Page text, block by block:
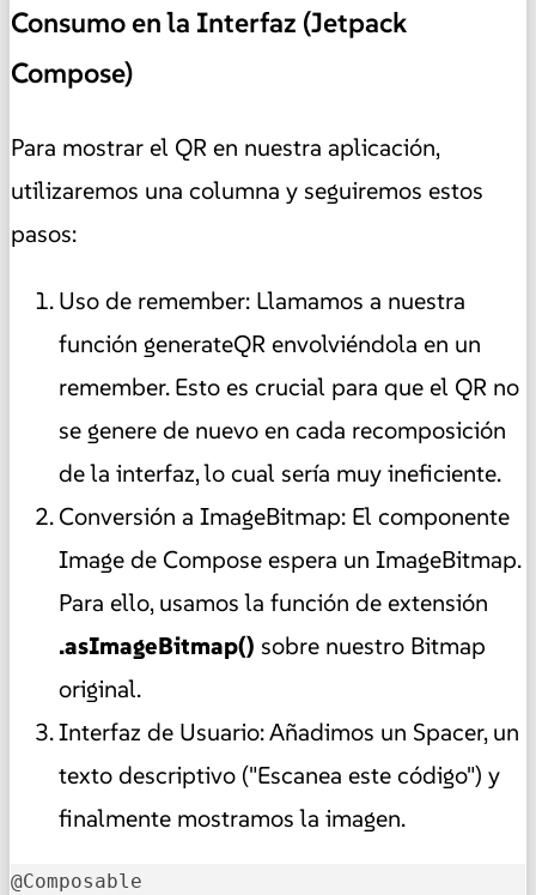
Consumo en la Interfaz (Jetpack
Compose)
Para mostrar el QR en nuestra aplicación,
utilizaremos una columna y seguiremos estos
pasos:
Uso de remember: Llamamos a nuestra
función generateQR envolviéndola en un
remember. Esto es crucial para que el QR no
se genere de nuevo en cada recomposición
de la interfaz, lo cual sería muy ineficiente.
Conversión a ImageBitmap: El componente
Image de Compose espera un ImageBitmap.
Para ello, usamos la función de extensión
.asImageBitmap() sobre nuestro Bitmap
original.
Interfaz de Usuario: Añadimos un Spacer, un
texto descriptivo ("Escanea este código") y
finalmente mostramos la imagen.
@Composable